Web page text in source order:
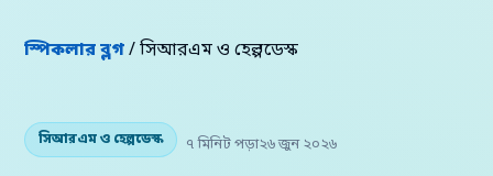
স্পিকলার ব্লগ/ সিআরএম ও হেল্পডেস্ক
সিআরএম ও হেল্পডেস্ক ৭ মিনিট পড়া২৬ জুন ২০২৬